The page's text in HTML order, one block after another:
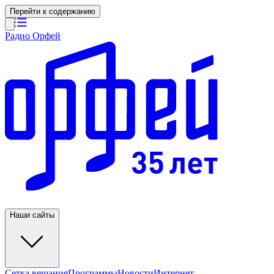
Перейти к содержанию
Радио Орфей
Наши сайты